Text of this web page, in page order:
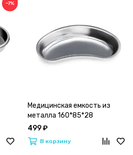
−7%
Медицинская емкость из
металла 160*85*28
499 ₽
В корзину